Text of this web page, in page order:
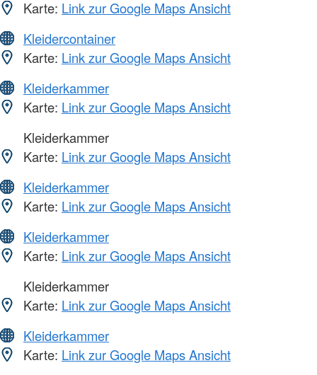
Karte: Link zur Google Maps Ansicht
Kleidercontainer
Karte: Link zur Google Maps Ansicht
Kleiderkammer
Karte: Link zur Google Maps Ansicht
Kleiderkammer
Karte: Link zur Google Maps Ansicht
Kleiderkammer
Karte: Link zur Google Maps Ansicht
Kleiderkammer
Karte: Link zur Google Maps Ansicht
Kleiderkammer
Karte: Link zur Google Maps Ansicht
Kleiderkammer
Karte: Link zur Google Maps Ansicht